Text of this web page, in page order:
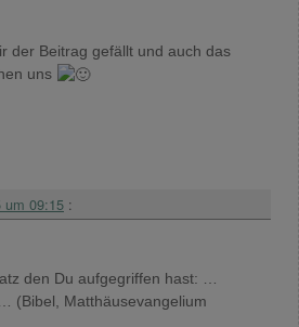
der Beitrag gefällt und auch das
uns
um 09:15 :
den Du aufgegriffen hast: …
(Bibel, Matthäusevangelium